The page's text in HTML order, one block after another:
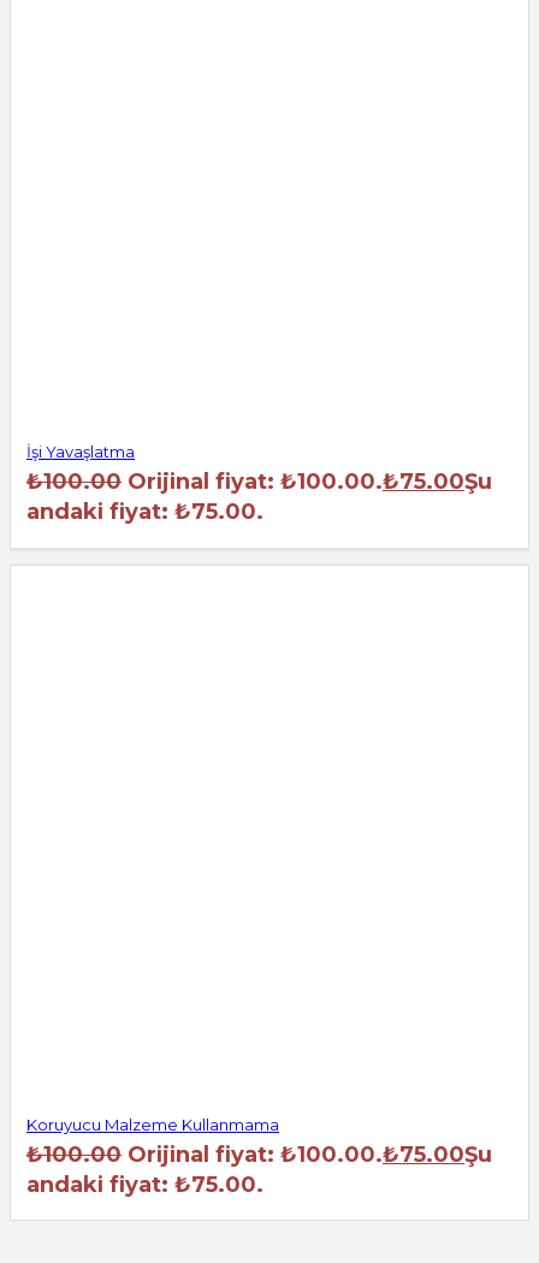
İşi Yavaşlatma
₺100.00 Orijinal fiyat: ₺100.00.₺75.00Şu
andaki fiyat: ₺75.00.
Koruyucu Malzeme Kullanmama
₺100.00 Orijinal fiyat: ₺100.00.₺75.00Şu
andaki fiyat: ₺75.00.